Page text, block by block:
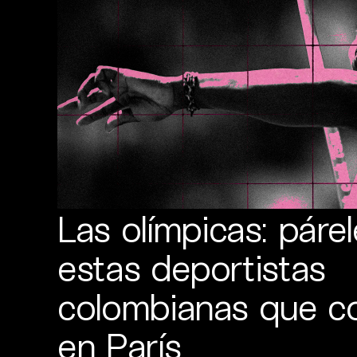
Las olímpicas:
estas deportistas
colombianas que
en París